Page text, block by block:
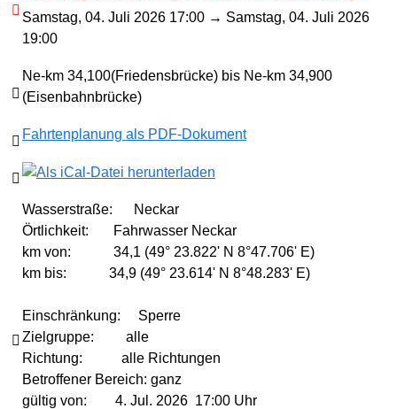
 Samstag, 04. Juli 2026 17:00 → Samstag, 04. Juli 2026
19:00

Ne-km 34,100(Friedensbrücke) bis Ne-km 34,900
(Eisenbahnbrücke)
 Fahrtenplanung als PDF-Dokument


Wasserstraße: Neckar
Örtlichkeit: Fahrwasser Neckar
km von: 34,1 (49° 23.822' N 8°47.706' E)
km bis: 34,9 (49° 23.614' N 8°48.283' E)
Einschränkung: Sperre
Zielgruppe: alle
Richtung: alle Richtungen
Betroffener Bereich: ganz
gültig von: 4. Jul. 2026 17:00 Uhr